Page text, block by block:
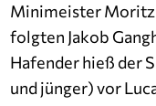
Minimeister Moritz
folgten Jakob
Hafender hieß der
und jünger) vor